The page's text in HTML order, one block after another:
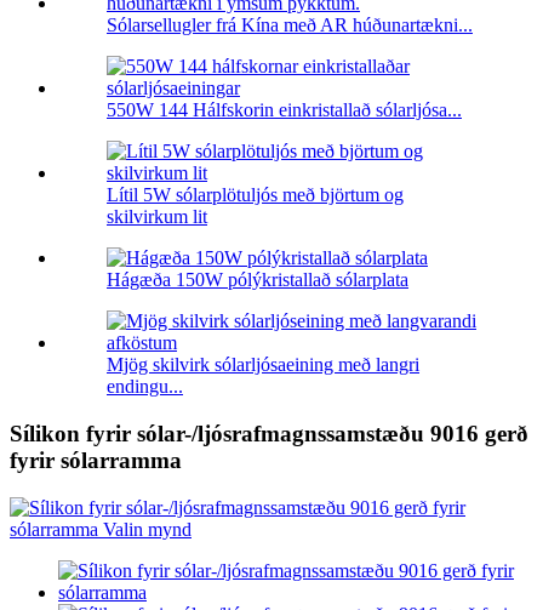
Sólarsellugler frá Kína með AR húðunartækni...
550W 144 Hálfskorin einkristallað sólarljósa...
Lítil 5W sólarplötuljós með björtum og
skilvirkum lit
Hágæða 150W pólýkristallað sólarplata
Mjög skilvirk sólarljósaeining með langri
endingu...
Sílikon fyrir sólar-/ljósrafmagnssamstæðu 9016 gerð
fyrir sólarramma